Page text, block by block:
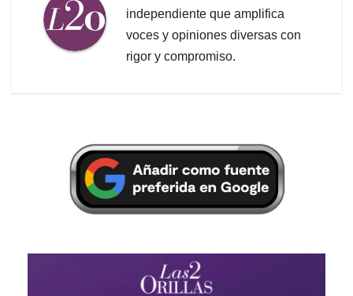
independiente que amplifica
voces y opiniones diversas con
rigor y compromiso.